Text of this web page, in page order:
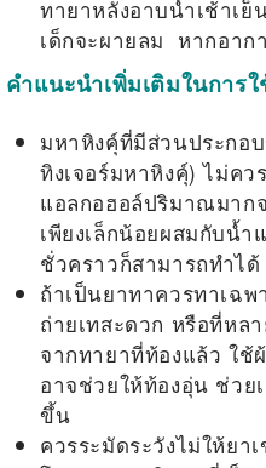
ทายาหลังอาบน้ำเช้าเ
เด็กจะผายลม หากอา
คำแนะนำเพิ่มเติมในการ
มหาหิงคุ์ที่มีส่วนประกอ
ทิงเจอร์มหาหิงคุ์) ไม่คว
แอลกอฮอล์ปริมาณมาก
เพียงเล็กน้อยผสมกับน้
ชั่วคราวก็สามารถทำได้
ถ้าเป็นยาทาควรทาเฉ
ถ่ายเทสะดวก หรือที่หล
จากทายาที่ท้องแล้ว ใช้
อาจช่วยให้ท้องอุ่น ช่วย
ขึ้น
ควรระมัดระวังไม่ให้ยา